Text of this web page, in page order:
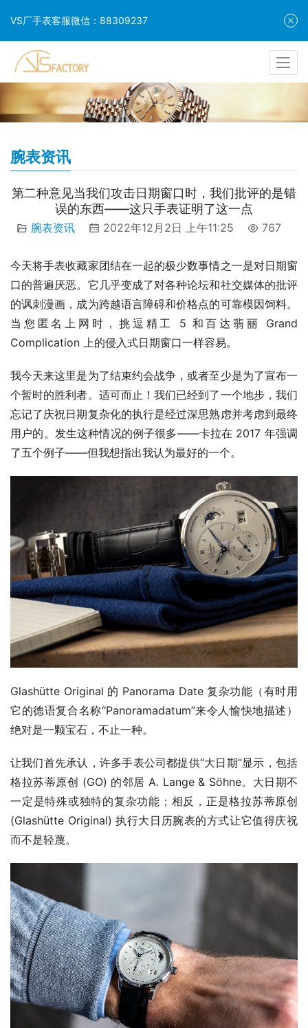
腕表资讯
第二种意见当我们攻击日期窗口时，我们批评的是错
误的东西——这只手表证明了这一点
腕表资讯 2022年12月2日 上午11:25 767
今天将手表收藏家团结在一起的极少数事情之一是对日期窗
口的普遍厌恶。它几乎变成了对各种论坛和社交媒体的批评
的讽刺漫画，成为跨越语言障碍和价格点的可靠模因饲料。
当您匿名上网时，挑逗精工 5 和百达翡丽 Grand
Complication 上的侵入式日期窗口一样容易。
我今天来这里是为了结束约会战争，或者至少是为了宣布一
个暂时的胜利者。适可而止！我们已经到了一个地步，我们
忘记了庆祝日期复杂化的执行是经过深思熟虑并考虑到最终
用户的。发生这种情况的例子很多——卡拉在 2017 年强调
了五个例子——但我想指出我认为最好的一个。
Glashütte Original 的 Panorama Date 复杂功能（有时用
它的德语复合名称“Panoramadatum”来令人愉快地描述）
绝对是一颗宝石，不止一种。
让我们首先承认，许多手表公司都提供“大日期”显示，包括
格拉苏蒂原创 (GO) 的邻居 A. Lange & Söhne。大日期不
一定是特殊或独特的复杂功能；相反，正是格拉苏蒂原创
(Glashütte Original) 执行大日历腕表的方式让它值得庆祝
而不是轻蔑。
VS厂手表客服微信：88309237